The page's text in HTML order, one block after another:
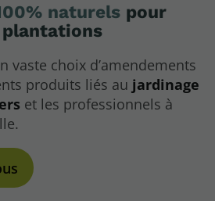
naturels pour
vaste choix d’amendements
produits liés au jardinage
et les professionnels à